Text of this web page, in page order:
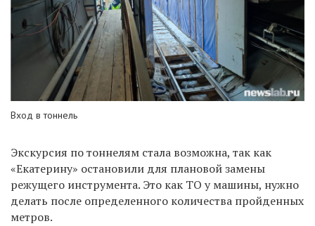
Вход в тоннель
Экскурсия по тоннелям стала возможна, так как
«Екатерину» остановили для плановой замены
режущего инструмента. Это как ТО у машины, нужно
делать после определенного количества пройденных
метров.